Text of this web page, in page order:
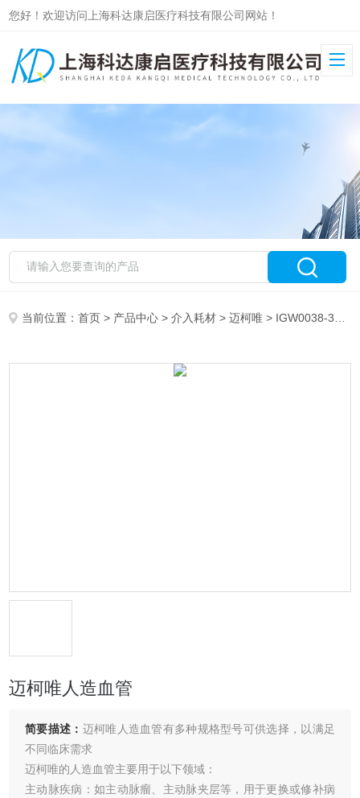
您好！欢迎访问上海科达康启医疗科技有限公司网站！
当前位置：首页 > 产品中心 >介入耗材 >迈柯唯 > IGW0038-30迈柯唯人造血管
迈柯唯人造血管
简要描述： 迈柯唯人造血管有多种规格型号可供选择，以满足
不同临床需求
迈柯唯的人造血管主要用于以下领域：
主动脉疾病：如主动脉瘤、主动脉夹层等，用于更换或修补病